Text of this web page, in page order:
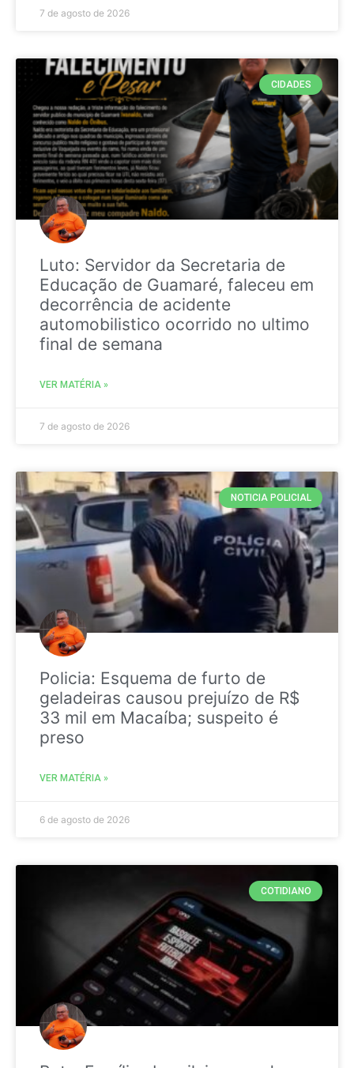
7 de agosto de 2026
CIDADES
Luto: Servidor da Secretaria de
Educação de Guamaré, faleceu em
decorrência de acidente
automobilistico ocorrido no ultimo
final de semana
VER MATÉRIA »
7 de agosto de 2026
NOTICIA POLICIAL
Policia: Esquema de furto de
geladeiras causou prejuízo de R$
33 mil em Macaíba; suspeito é
preso
VER MATÉRIA »
6 de agosto de 2026
COTIDIANO